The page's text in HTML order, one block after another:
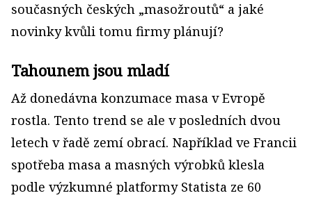
současných českých „masožroutů“ a jaké
novinky kvůli tomu firmy plánují?
Tahounem jsou mladí
Až donedávna konzumace masa v Evropě
rostla. Tento trend se ale v posledních dvou
letech v řadě zemí obrací. Například ve Francii
spotřeba masa a masných výrobků klesla
podle výzkumné platformy Statista ze 60